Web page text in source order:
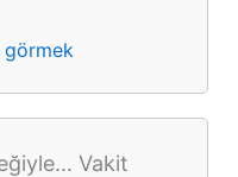
görmek
Vakit